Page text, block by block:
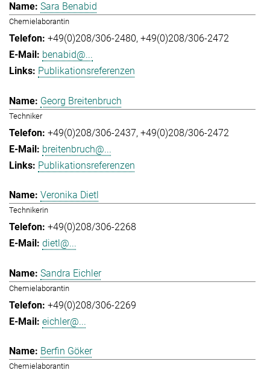
Sara Benabid
Chemielaborantin
+49(0)208/306-2480 +49(0)208/306-2472
benabid@...
Publikationsreferenzen
Georg Breitenbruch
Techniker
+49(0)208/306-2437 +49(0)208/306-2472
breitenbruch@...
Publikationsreferenzen
Veronika Dietl
Technikerin
+49(0)208/306-2268
dietl@...
Sandra Eichler
Chemielaborantin
+49(0)208/306-2269
eichler@...
Berfin Göker
Chemielaborantin